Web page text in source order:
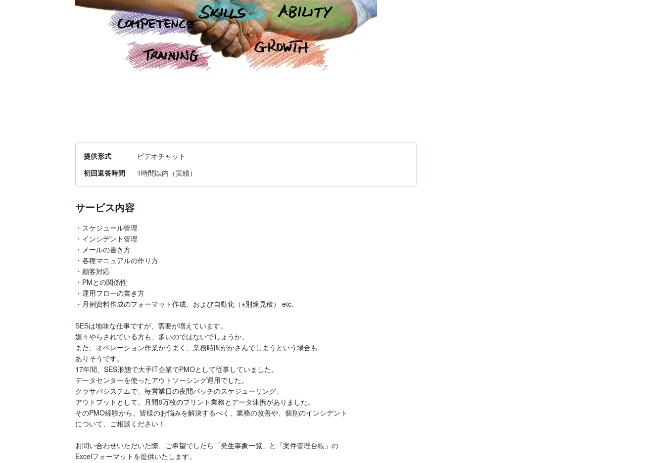
提供形式
ビデオチャット
初回返答時間
1時間以内（実績）
サービス内容
・スケジュール管理
・インシデント管理
・メールの書き方
・各種マニュアルの作り方
・顧客対応
・PMとの関係性
・運用フローの書き方
・月例資料作成のフォーマット作成、および自動化（※別途見積） etc.
SESは地味な仕事ですが、需要が増えています。
嫌々やらされている方も、多いのではないでしょうか。
また、オペレーション作業がうまく、業務時間がかさんでしまうという場合も
ありそうです。
17年間、SES形態で大手IT企業でPMOとして従事していました。
データセンターを使ったアウトソーシング運用でした。
クラサバシステムで、毎営業日の夜間バッチのスケジューリング、
アウトプットとして、月間8万枚のプリント業務とデータ連携がありました。
そのPMO経験から、皆様のお悩みを解決するべく、業務の改善や、個別のインシデント
について、ご相談ください！
お問い合わせいただいた際、ご希望でしたら「発生事象一覧」と「案件管理台帳」の
Excelフォーマットを提供いたします。